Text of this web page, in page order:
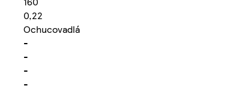
0,22
Ochucovadlá
-
-
-
-